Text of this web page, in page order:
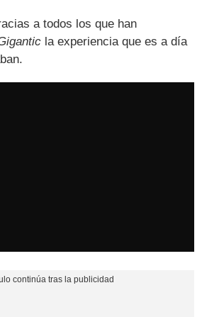
a todos los que han
la experiencia que es a día